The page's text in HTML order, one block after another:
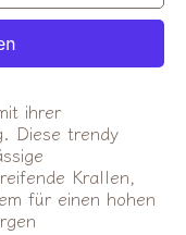
ihrer
Diese trendy
Krallen,
für einen hohen